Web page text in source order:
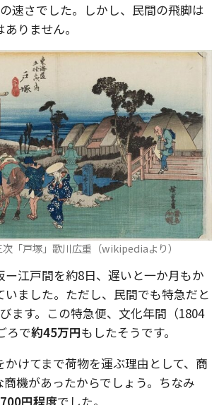
速さでした。しかし、民間の飛脚は
りません。
「戸塚」歌川広重（wikipediaより）
ー江戸間を約8日、遅いと一か月もか
いました。ただし、民間でも特急だと
ます。この特急便、文化年間（1804
ろで約45万円もしたそうです。
かけてまで荷物を運ぶ理由として、商
機があったからでしょう。ちなみ
円程度でした。